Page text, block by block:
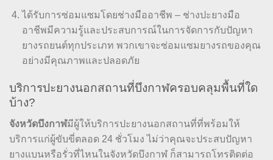
ได้รับการซ่อมแซมโดยช่างมืออาชีพ – ช่างปะยางมือ
อาชีพมีความรู้และประสบการณ์ในการจัดการกับปัญหา
ยางรถยนต์ทุกประเภท พวกเขาจะซ่อมแซมยางรถของคุณ
อย่างมีคุณภาพและปลอดภัย
บริการปะยางนอกสถานที่บึงกาฬครอบคลุมพื้นที่ใด
บ้าง?
จังหวัดบึงกาฬมีผู้ให้บริการปะยางนอกสถานที่ที่พร้อมให้
บริการแก่ผู้ขับขี่ตลอด 24 ชั่วโมง ไม่ว่าคุณจะประสบปัญหา
ยางแบนหรือรั่วที่ไหนในจังหวัดบึงกาฬ ก็สามารถโทรติดต่อ